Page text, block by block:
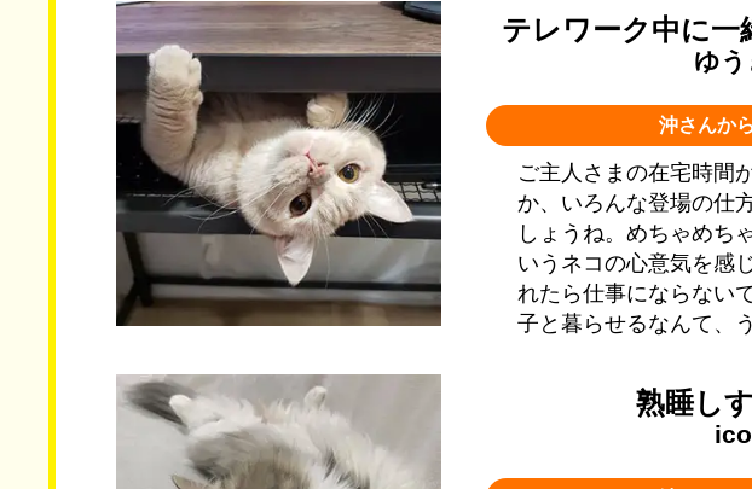
テレワーク中に一
ゆう
沖さんか
ご主人さまの在宅時間
か、いろんな登場の仕
しょうね。めちゃめち
いうネコの心意気を感
れたら仕事にならない
子と暮らせるなんて、
熟睡し
ico